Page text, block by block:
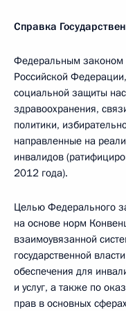
Справка
Федеральным законом
Российской
социальной защиты
здравоохранения,
политики,
направленные на
инвалидов
2012 года).
Целью Федерального
на основе норм
взаимоувязанной
государственной
обеспечения для
и услуг, а также по
прав в основных